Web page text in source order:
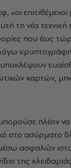
«οι
τη νέα τεχνική
που έως
καρτών,
πλέον να
στο ασύρματο
μέσω ασφαλών
της